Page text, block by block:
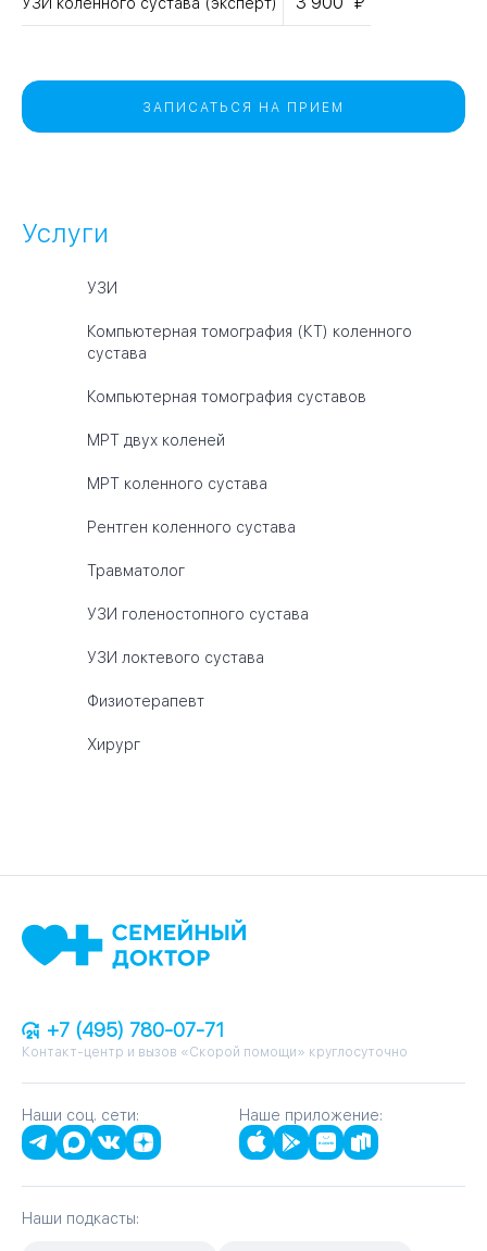
УЗИ коленного сустава (эксперт)
ЗАПИСАТЬСЯ НА ПРИЕМ
Услуги
УЗИ
Компьютерная томография (КТ) коленного
сустава
Компьютерная томография суставов
МРТ двух коленей
МРТ коленного сустава
Рентген коленного сустава
Травматолог
УЗИ голеностопного сустава
УЗИ локтевого сустава
Физиотерапевт
Хирург
+7 (495) 780-07-71
Контакт-центр и вызов «Скорой помощи» круглосуточно
Наши соц. сети: Наше приложение:
Наши подкасты: